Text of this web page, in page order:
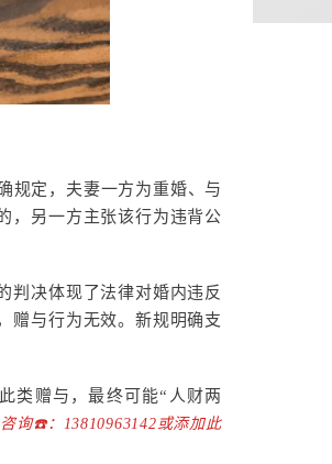
规定，夫妻一方为重婚、与
，另一方主张该行为违背公
判决体现了法律对婚内违反
赠与行为无效。新规明确支
类赠与，最终可能“人财两
咨询☎️：13810963142或添加此